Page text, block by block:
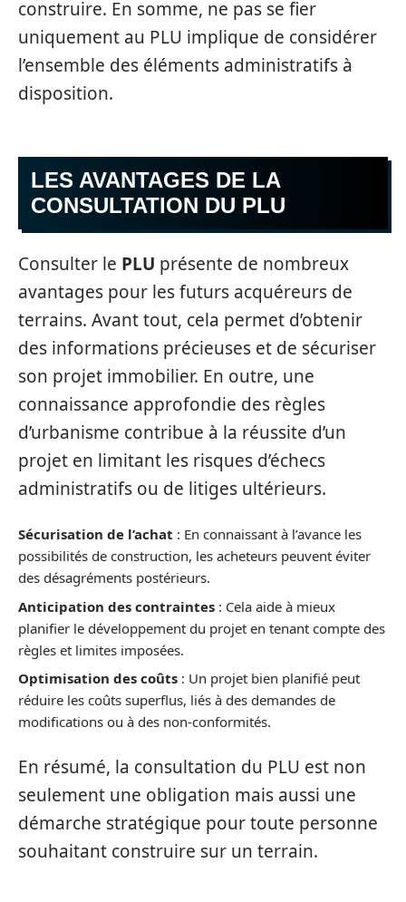
construire. En somme, ne pas se fier
uniquement au PLU implique de considérer
l’ensemble des éléments administratifs à
disposition.
LES AVANTAGES DE LA
CONSULTATION DU PLU
Consulter le PLU présente de nombreux
avantages pour les futurs acquéreurs de
terrains. Avant tout, cela permet d’obtenir
des informations précieuses et de sécuriser
son projet immobilier. En outre, une
connaissance approfondie des règles
d’urbanisme contribue à la réussite d’un
projet en limitant les risques d’échecs
administratifs ou de litiges ultérieurs.
Sécurisation de l’achat : En connaissant à l’avance les
possibilités de construction, les acheteurs peuvent éviter
des désagréments postérieurs.
Anticipation des contraintes : Cela aide à mieux
planifier le développement du projet en tenant compte des
règles et limites imposées.
Optimisation des coûts : Un projet bien planifié peut
réduire les coûts superflus, liés à des demandes de
modifications ou à des non-conformités.
En résumé, la consultation du PLU est non
seulement une obligation mais aussi une
démarche stratégique pour toute personne
souhaitant construire sur un terrain.